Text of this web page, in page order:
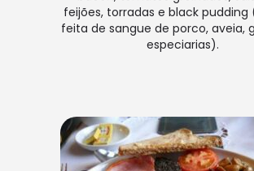
feijões, torradas e black pudding
feita de sangue de porco, aveia,
especiarias).